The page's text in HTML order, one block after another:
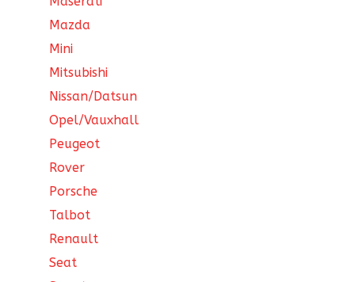
Mazda
Mini
Mitsubishi
Nissan/Datsun
Opel/Vauxhall
Peugeot
Rover
Porsche
Talbot
Renault
Seat